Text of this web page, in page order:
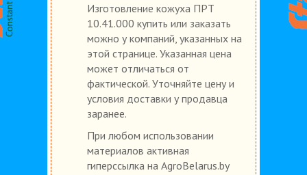
Изготовление кожуха ПРТ
10.41.000 купить или заказать
можно у компаний, указанных на
этой странице. Указанная цена
может отличаться от
фактической. Уточняйте цену и
условия доставки у продавца
заранее.
При любом использовании
материалов активная
гиперссылка на AgroBelarus.by